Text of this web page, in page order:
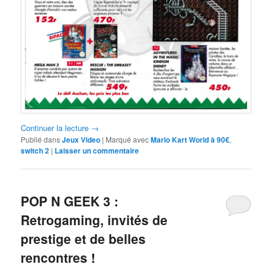
Continuer la lecture →
Publié dansJeux Video | Marqué avecMario Kart World à 90€,
switch 2 | Laisser un commentaire
POP N GEEK 3 :
Retrogaming, invités de
prestige et de belles
rencontres !